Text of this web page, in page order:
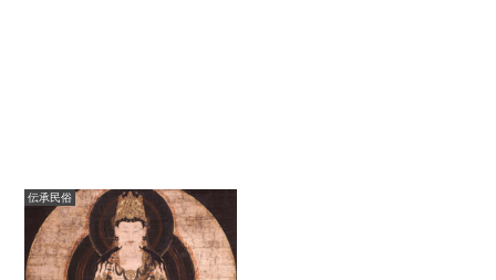
伝承民俗